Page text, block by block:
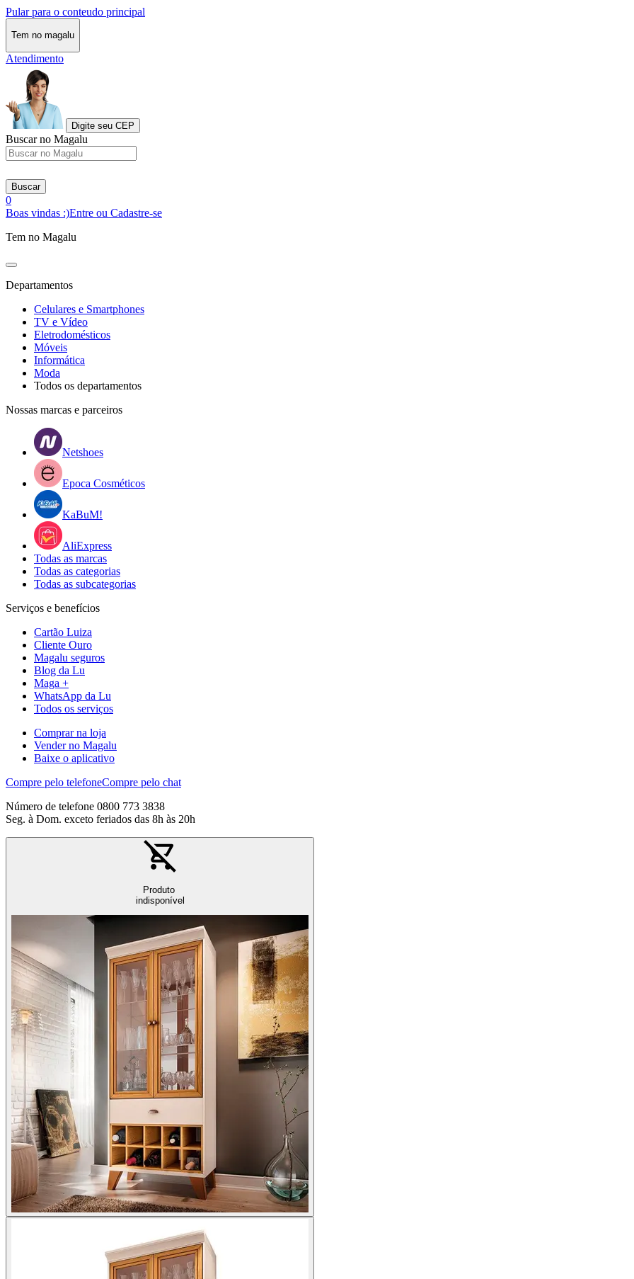
Pular para o conteudo principal
Tem no magalu
Atendimento
Digite seu CEP
Buscar no Magalu
Buscar
0
Boas vindas :)Entre ou Cadastre-se
Tem no Magalu
Departamentos
Celulares e Smartphones
TV e Vídeo
Eletrodomésticos
Móveis
Informática
Moda
Todos os departamentos
Nossas marcas e parceiros
Netshoes
Epoca Cosméticos
KaBuM!
AliExpress
Todas as marcas
Todas as categorias
Todas as subcategorias
Serviços e benefícios
Cartão Luiza
Cliente Ouro
Magalu seguros
Blog da Lu
Maga +
WhatsApp da Lu
Todos os serviços
Comprar na loja
Vender no Magalu
Baixe o aplicativo
Compre pelo telefoneCompre pelo chat
Número de telefone 0800 773 3838
Seg. à Dom. exceto feriados das 8h às 20h
Produto
indisponível